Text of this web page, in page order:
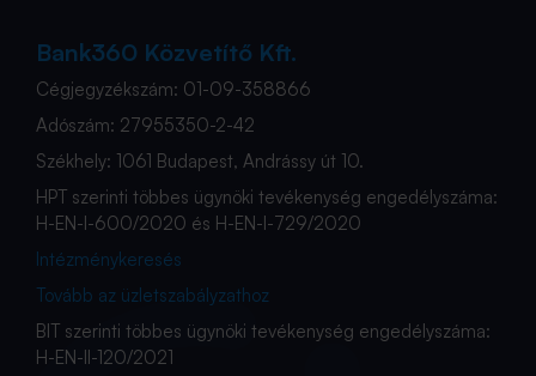
Bank360 Közvetítő Kft.
Cégjegyzékszám: 01-09-358866
Adószám: 27955350-2-42
Székhely: 1061 Budapest, Andrássy út 10.
HPT szerinti többes ügynöki tevékenység engedélyszáma:
H-EN-I-600/2020 és H-EN-I-729/2020
Intézménykeresés
Tovább az üzletszabályzathoz
BIT szerinti többes ügynöki tevékenység engedélyszáma:
H-EN-II-120/2021